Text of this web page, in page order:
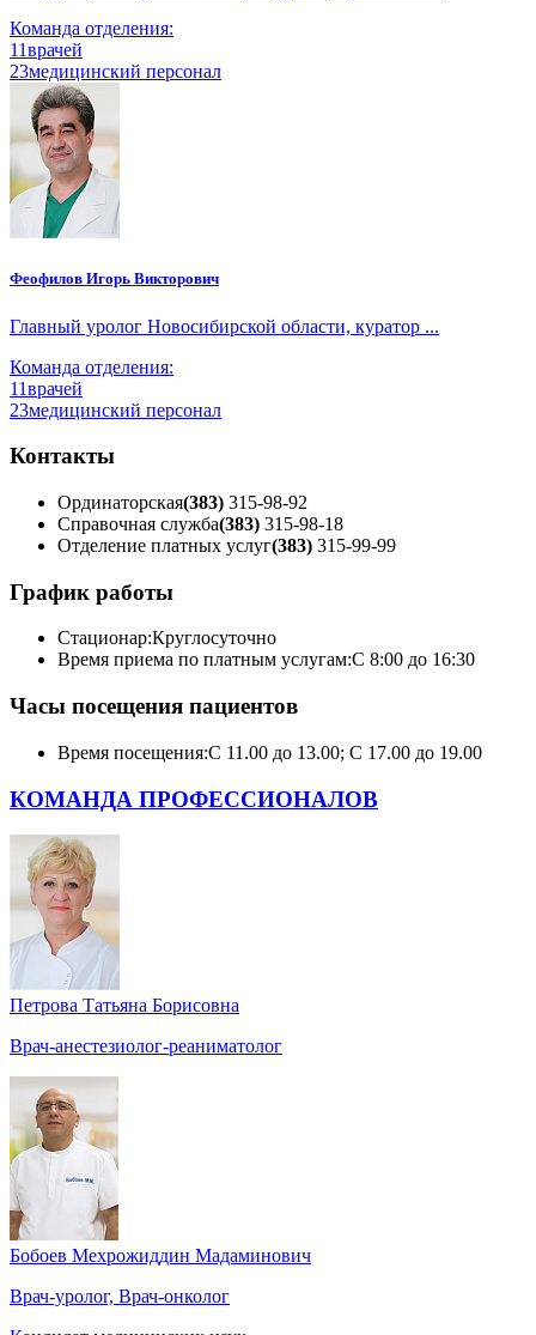
Команда отделения:
11врачей
23медицинский персонал
Феофилов Игорь Викторович
Главный уролог Новосибирской области, куратор ...
Команда отделения:
11врачей
23медицинский персонал
Контакты
Ординаторская(383) 315-98-92
Справочная служба(383) 315-98-18
Отделение платных услуг(383) 315-99-99
График работы
Стационар:Круглосуточно
Время приема по платным услугам:С 8:00 до 16:30
Часы посещения пациентов
Время посещения:С 11.00 до 13.00; С 17.00 до 19.00
КОМАНДА ПРОФЕССИОНАЛОВ
Петрова Татьяна Борисовна
Врач-анестезиолог-реаниматолог
Бобоев Мехрожиддин Мадаминович
Врач-уролог, Врач-онколог